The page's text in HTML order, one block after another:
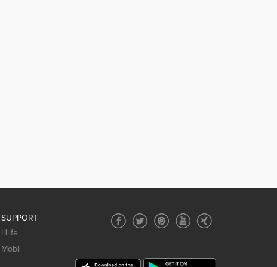
SUPPORT
Hilfe
Mobil